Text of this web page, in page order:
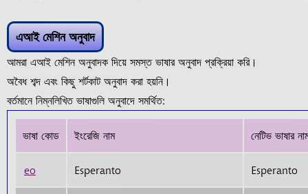
এআই মেশিন অনুবাদ
আমরা এআই মেশিন অনুবাদক দিয়ে সমস্ত ভাষার অনুবাদ প্রক্রিয়া করি।
অবৈধ শব্দ এবং কিছু শর্টকাট অনুবাদ করা হয়নি।
বর্তমানে নিম্নলিখিত ভাষাগুলি অনুবাদে সমর্থিত:
ভাষা কোড ইংরেজি নাম নেটিভ ভাষার
eo Esperanto Esperanto